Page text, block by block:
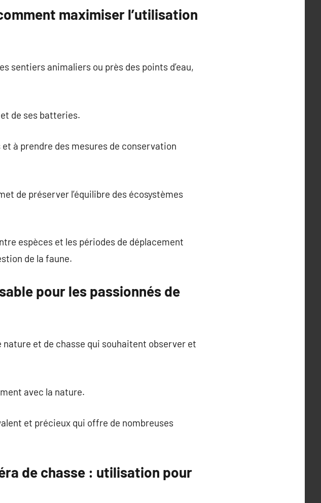
maximiser l’utilisation
sentiers animaliers ou près des points d’eau,
de ses batteries.
à prendre des mesures de conservation
de préserver l’équilibre des écosystèmes
espèces et les périodes de déplacement
de la faune.
pour les passionnés de
et de chasse qui souhaitent observer et
avec la nature.
et précieux qui offre de nombreuses
de chasse : utilisation pour